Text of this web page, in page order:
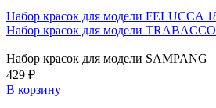
Набор красок для модели FELUCCA
Набор красок для модели
Набор красок для модели SAMPANG
429 ₽
В корзину